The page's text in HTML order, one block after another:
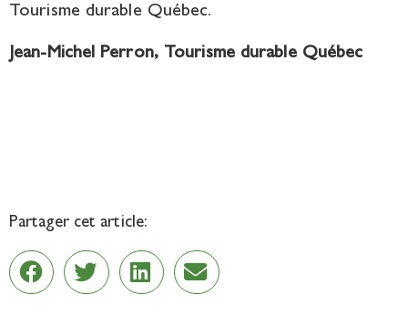
Tourisme durable Québec.
Jean-Michel Perron, Tourisme durable Québec
Partager cet article: